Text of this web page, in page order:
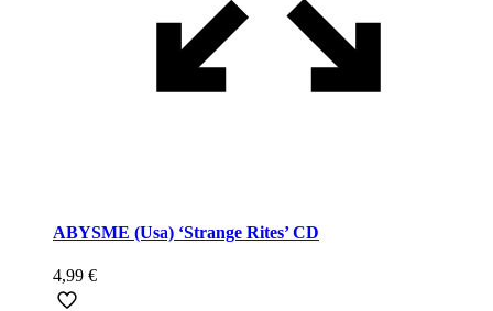
ABYSME (Usa) ‘Strange Rites’ CD
4,99 €